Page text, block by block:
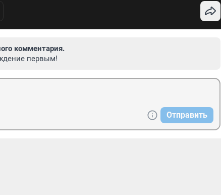
комментария.
первым!
Отправить